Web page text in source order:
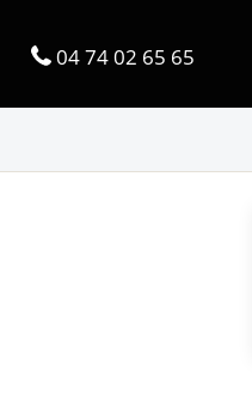
04 74 02 65 65